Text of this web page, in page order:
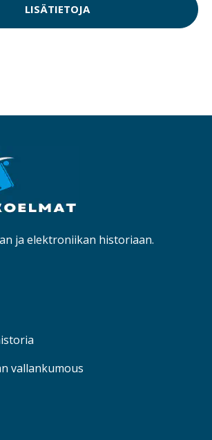
LISÄTIETOJA
ja elektroniikan historiaan.
vallankumous